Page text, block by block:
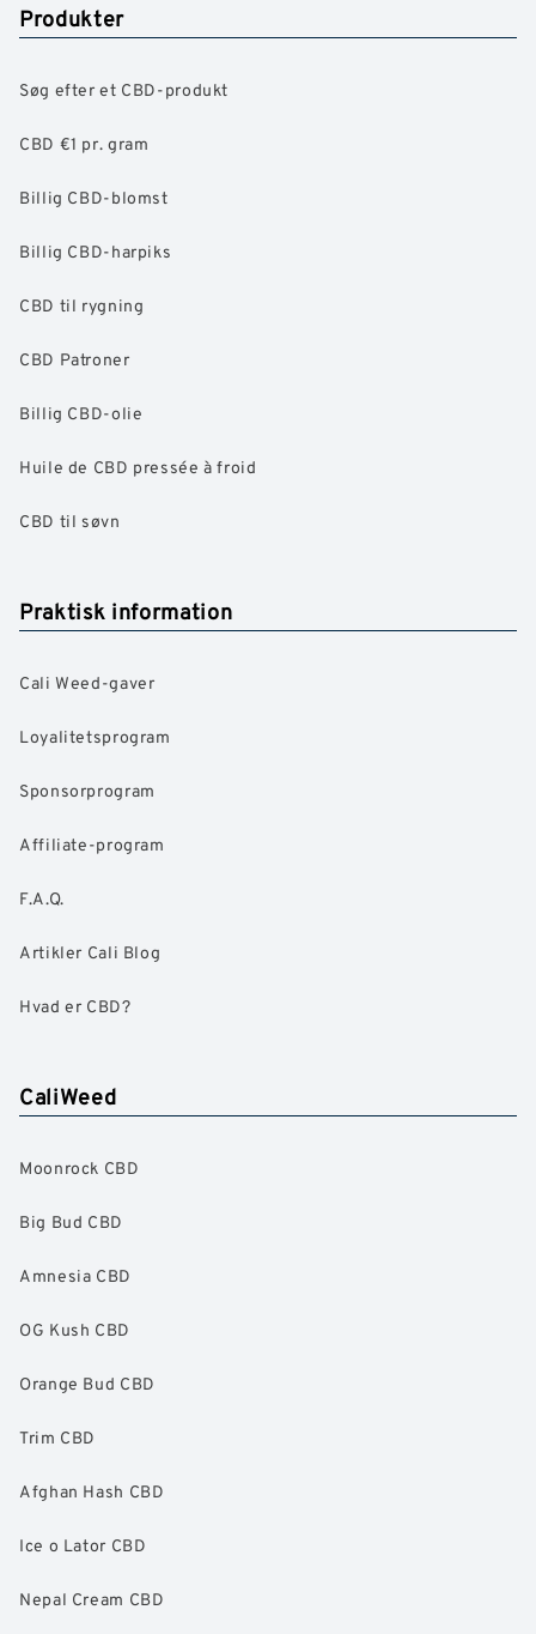
Produkter
Søg efter et CBD-produkt
CBD €1 pr. gram
Billig CBD-blomst
Billig CBD-harpiks
CBD til rygning
CBD Patroner
Billig CBD-olie
Huile de CBD pressée à froid
CBD til søvn
Praktisk information
Cali Weed-gaver
Loyalitetsprogram
Sponsorprogram
Affiliate-program
F.A.Q.
Artikler Cali Blog
Hvad er CBD?
CaliWeed
Moonrock CBD
Big Bud CBD
Amnesia CBD
OG Kush CBD
Orange Bud CBD
Trim CBD
Afghan Hash CBD
Ice o Lator CBD
Nepal Cream CBD